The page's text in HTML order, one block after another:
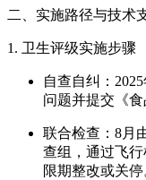
二、实施路径与技术
1. 卫生评级实施步骤
自查自纠：
问题并提交《食
联合检查：8月
查组，通过飞
限期整改或关停